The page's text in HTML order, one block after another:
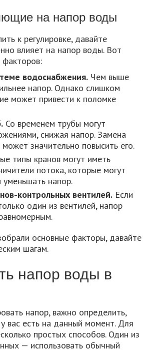
на напор воды
к регулировке, давайте
влияет на напор воды. Вот
факторов:
водоснабжения. Чем выше
напор. Однако слишком
может привести к поломке
Со временем трубы могут
снижая напор. Замена
может значительно повысить его.
типы кранов могут иметь
потока, которые могут
уменьшать напор.
контрольных вентилей. Если
один из вентилей, напор
основные факторы, давайте
шагам.
напор воды в
напор, важно определить,
вас есть на данный момент. Для
простых способов. Один из
— использовать обычный